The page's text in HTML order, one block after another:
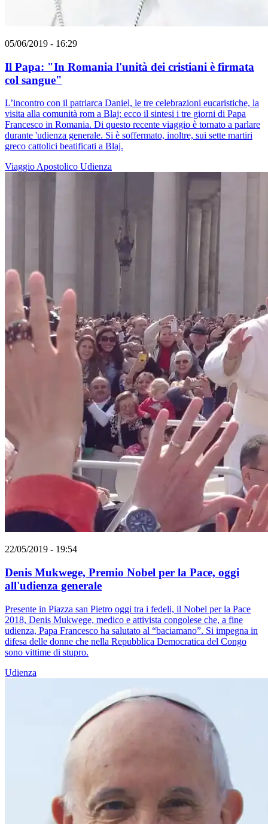
05/06/2019 - 16:29
Il Papa: "In Romania l'unità dei cristiani è firmata
col sangue"
L’incontro con il patriarca Daniel, le tre celebrazioni eucaristiche, la
visita alla comunità rom a Blaj: ecco il sintesi i tre giorni di Papa
Francesco in Romania. Di questo recente viaggio è tornato a parlare
durante 'udienza generale. Si è soffermato, inoltre, sui sette martiri
greco cattolici beatificati a Blaj.
Viaggio Apostolico Udienza
22/05/2019 - 19:54
Denis Mukwege, Premio Nobel per la Pace, oggi
all'udienza generale
Presente in Piazza san Pietro oggi tra i fedeli, il Nobel per la Pace
2018, Denis Mukwege, medico e attivista congolese che, a fine
udienza, Papa Francesco ha salutato al “baciamano”. Si impegna in
difesa delle donne che nella Repubblica Democratica del Congo
sono vittime di stupro.
Udienza